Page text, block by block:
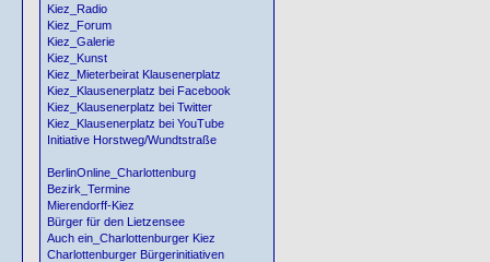
Kiez_Radio
Kiez_Forum
Kiez_Galerie
Kiez_Kunst
Kiez_Mieterbeirat Klausenerplatz
Kiez_Klausenerplatz bei Facebook
Kiez_Klausenerplatz bei Twitter
Kiez_Klausenerplatz bei YouTube
Initiative Horstweg/Wundtstraße
BerlinOnline_Charlottenburg
Bezirk_Termine
Mierendorff-Kiez
Bürger für den Lietzensee
Auch ein_Charlottenburger Kiez
Charlottenburger Bürgerinitiativen